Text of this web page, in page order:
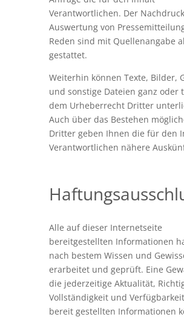
Verantwortlichen. Der
Auswertung von
Reden sind mit Quellenangabe
gestattet.
Weiterhin können Texte, Bilder,
und sonstige Dateien ganz oder
dem Urheberrecht Dritter
Auch über das Bestehen
Dritter geben Ihnen die für den
Verantwortlichen nähere
Alle auf dieser Internetseite
bereitgestellten Informationen
nach bestem Wissen und
erarbeitet und geprüft. Eine
die jederzeitige Aktualität,
Vollständigkeit und
bereit gestellten Informationen